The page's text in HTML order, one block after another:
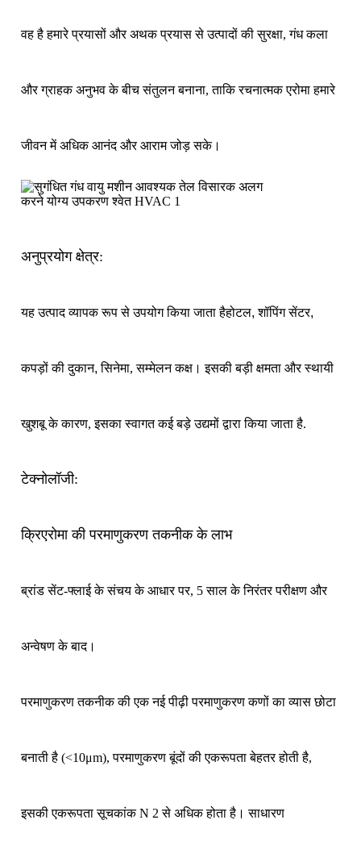
वह है हमारे प्रयासों और अथक प्रयास से उत्पादों की सुरक्षा, गंध कला
और ग्राहक अनुभव के बीच संतुलन बनाना, ताकि रचनात्मक एरोमा हमारे
जीवन में अधिक आनंद और आराम जोड़ सके।
अनुप्रयोग क्षेत्र:
यह उत्पाद व्यापक रूप से उपयोग किया जाता हैहोटल, शॉपिंग सेंटर,
कपड़ों की दुकान, सिनेमा, सम्मेलन कक्ष। इसकी बड़ी क्षमता और स्थायी
खुशबू के कारण, इसका स्वागत कई बड़े उद्यमों द्वारा किया जाता है.
टेक्नोलॉजी:
क्रिएरोमा की परमाणुकरण तकनीक के लाभ
ब्रांड सेंट-फ्लाई के संचय के आधार पर, 5 साल के निरंतर परीक्षण और
अन्वेषण के बाद।
परमाणुकरण तकनीक की एक नई पीढ़ी परमाणुकरण कणों का व्यास छोटा
बनाती है (<10μm), परमाणुकरण बूंदों की एकरूपता बेहतर होती है,
इसकी एकरूपता सूचकांक N 2 से अधिक होता है। साधारण